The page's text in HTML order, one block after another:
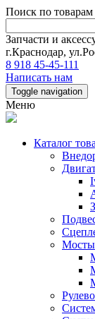
Поиск по товарам
Запчасти и
г.Краснодар,
8 918 45-45-111
Написать нам
Toggle navigation
Меню
Каталог
Мосты